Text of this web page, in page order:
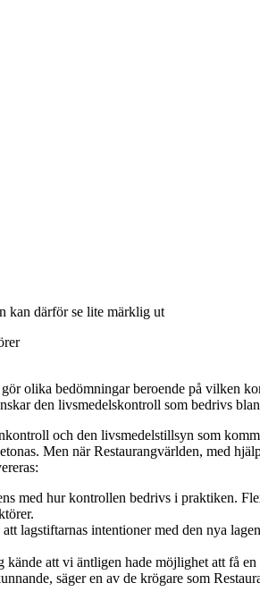
kan därför se lite märklig ut
olika bedömningar beroende på vilken
den livsmedelskontroll som bedrivs
och den livsmedelstillsyn som
Men när Restaurangvärlden, med
med hur kontrollen bedrivs i praktiken.
lagstiftarnas intentioner med den nya
att vi äntligen hade möjlighet att få
säger en av de krögare som